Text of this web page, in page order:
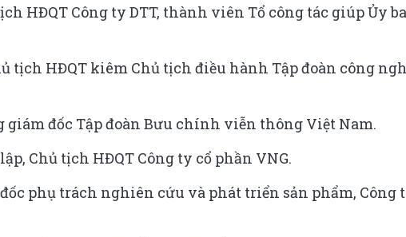
HĐQT Công ty DTT, thành viên Tổ công tác giúp Ủy
tịch HĐQT kiêm Chủ tịch điều hành Tập đoàn công
giám đốc Tập đoàn Bưu chính viễn thông Việt Nam.
Chủ tịch HĐQT Công ty cổ phần VNG.
phụ trách nghiên cứu và phát triển sản phẩm, Công